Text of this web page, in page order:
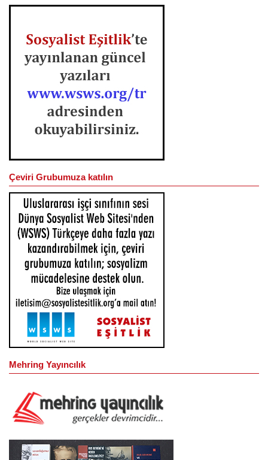
Çeviri Grubumuza katılın
Mehring Yayıncılık